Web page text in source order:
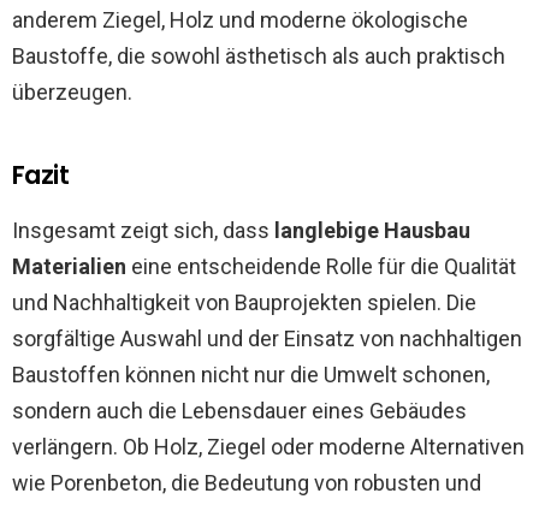
anderem Ziegel, Holz und moderne ökologische
Baustoffe, die sowohl ästhetisch als auch praktisch
überzeugen.
Fazit
Insgesamt zeigt sich, dass langlebige Hausbau
Materialien eine entscheidende Rolle für die Qualität
und Nachhaltigkeit von Bauprojekten spielen. Die
sorgfältige Auswahl und der Einsatz von nachhaltigen
Baustoffen können nicht nur die Umwelt schonen,
sondern auch die Lebensdauer eines Gebäudes
verlängern. Ob Holz, Ziegel oder moderne Alternativen
wie Porenbeton, die Bedeutung von robusten und